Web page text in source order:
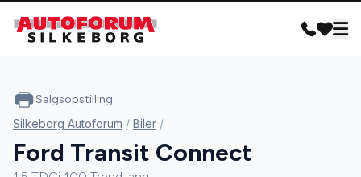
Salgsopstilling
Silkeborg Autoforum / Biler /
Ford Transit Connect